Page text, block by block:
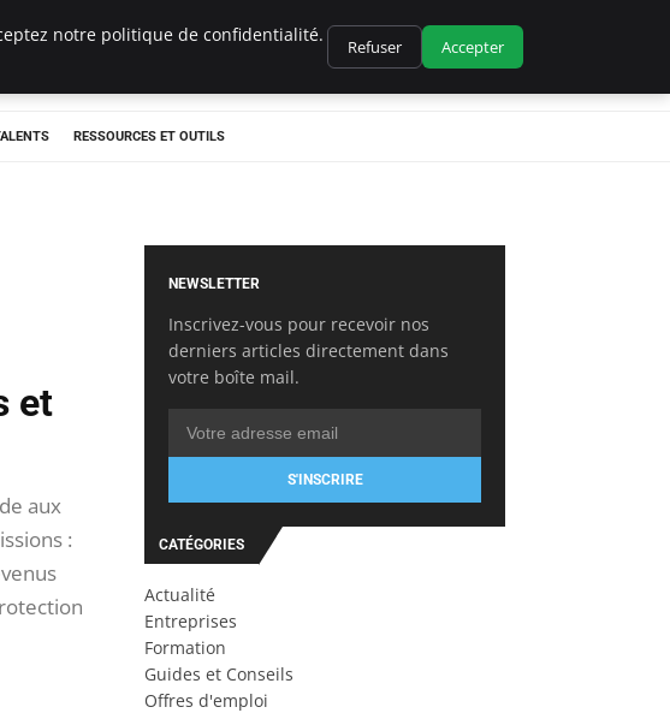
RESSOURCES ET OUTILS
et
aux
:
NEWSLETTER
Inscrivez-vous pour recevoir nos
derniers articles directement dans
votre boîte mail.
S'INSCRIRE
CATÉGORIES
Actualité
Entreprises
Formation
Guides et Conseils
Offres d'emploi
notre politique de confidentialité.
Refuser Accepter